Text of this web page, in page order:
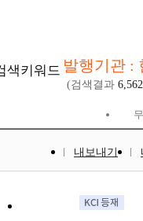
색키워드 발행기관 :
(검색결과 6,562
내보내기